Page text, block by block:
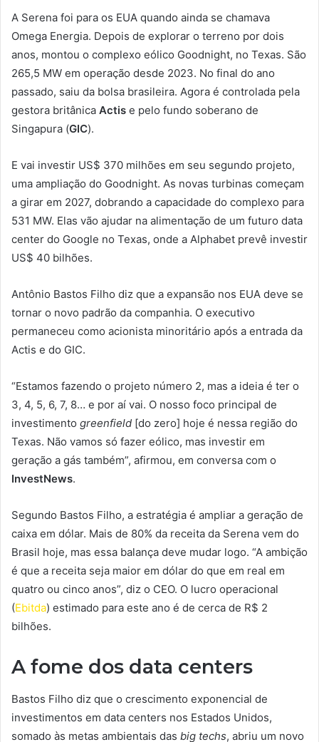
A Serena foi para os EUA quando ainda se chamava
Omega Energia. Depois de explorar o terreno por dois
anos, montou o complexo eólico Goodnight, no Texas. São
265,5 MW em operação desde 2023. No final do ano
passado, saiu da bolsa brasileira. Agora é controlada pela
gestora britânica Actis e pelo fundo soberano de
Singapura (GIC).
E vai investir US$ 370 milhões em seu segundo projeto,
uma ampliação do Goodnight. As novas turbinas começam
a girar em 2027, dobrando a capacidade do complexo para
531 MW. Elas vão ajudar na alimentação de um futuro data
center do Google no Texas, onde a Alphabet prevê investir
US$ 40 bilhões.
Antônio Bastos Filho diz que a expansão nos EUA deve se
tornar o novo padrão da companhia. O executivo
permaneceu como acionista minoritário após a entrada da
Actis e do GIC.
“Estamos fazendo o projeto número 2, mas a ideia é ter o
3, 4, 5, 6, 7, 8… e por aí vai. O nosso foco principal de
investimento greenfield [do zero] hoje é nessa região do
Texas. Não vamos só fazer eólico, mas investir em
geração a gás também”, afirmou, em conversa com o
InvestNews.
Segundo Bastos Filho, a estratégia é ampliar a geração de
caixa em dólar. Mais de 80% da receita da Serena vem do
Brasil hoje, mas essa balança deve mudar logo. “A ambição
é que a receita seja maior em dólar do que em real em
quatro ou cinco anos”, diz o CEO. O lucro operacional
(Ebitda) estimado para este ano é de cerca de R$ 2
bilhões.
A fome dos data centers
Bastos Filho diz que o crescimento exponencial de
investimentos em data centers nos Estados Unidos,
somado às metas ambientais das big techs, abriu um novo